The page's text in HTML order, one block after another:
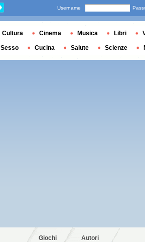
Giochi Autori
Username
Cultura Cinema Musica Libri
Sesso Cucina Salute Scienze